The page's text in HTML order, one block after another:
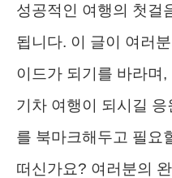
성공적인 여행의 첫걸
됩니다. 이 글이 여러
이드가 되기를 바라며
기차 여행이 되시길
를 북마크해두고 필요
떠신가요? 여러분의